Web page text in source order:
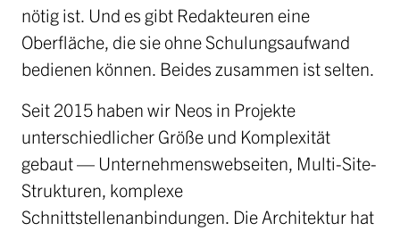
nötig ist. Und es gibt Redakteuren eine
Oberfläche, die sie ohne Schulungsaufwand
bedienen können. Beides zusammen ist selten.
Seit 2015 haben wir Neos in Projekte
unterschiedlicher Größe und Komplexität
gebaut — Unternehmenswebseiten, Multi-Site-
Strukturen, komplexe
Schnittstellenanbindungen. Die Architektur hat